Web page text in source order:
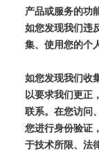
产品或服务的功
如您发现我们违
集、使用您的个
如您发现我们收
以要求我们更正
联系。在您访问
您进行身份验证
于技术所限、法